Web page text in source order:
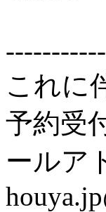
これに
予約受
ールア